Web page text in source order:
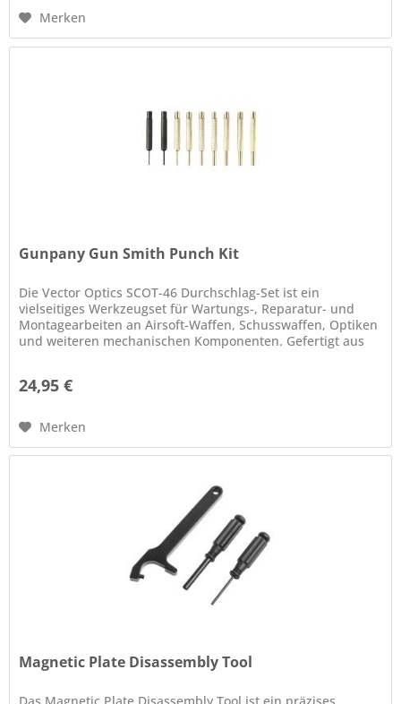
Merken
Gunpany Gun Smith Punch Kit
Die Vector Optics SCOT-46 Durchschlag-Set ist ein
vielseitiges Werkzeugset für Wartungs-, Reparatur- und
Montagearbeiten an Airsoft-Waffen, Schusswaffen, Optiken
und weiteren mechanischen Komponenten. Gefertigt aus
24,95 €
Merken
Magnetic Plate Disassembly Tool